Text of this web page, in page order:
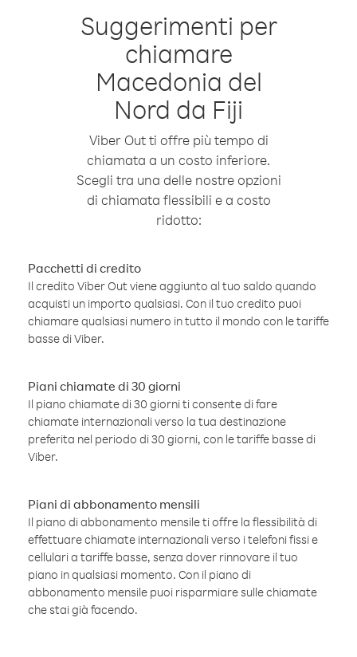
Suggerimenti per
chiamare
Macedonia del
Nord da Fiji
Viber Out ti offre più tempo di
chiamata a un costo inferiore.
Scegli tra una delle nostre opzioni
di chiamata flessibili e a costo
ridotto:
Pacchetti di credito
Il credito Viber Out viene aggiunto al tuo saldo quando
acquisti un importo qualsiasi. Con il tuo credito puoi
chiamare qualsiasi numero in tutto il mondo con le tariffe
basse di Viber.
Piani chiamate di 30 giorni
Il piano chiamate di 30 giorni ti consente di fare
chiamate internazionali verso la tua destinazione
preferita nel periodo di 30 giorni, con le tariffe basse di
Viber.
Piani di abbonamento mensili
Il piano di abbonamento mensile ti offre la flessibilità di
effettuare chiamate internazionali verso i telefoni fissi e
cellulari a tariffe basse, senza dover rinnovare il tuo
piano in qualsiasi momento. Con il piano di
abbonamento mensile puoi risparmiare sulle chiamate
che stai già facendo.